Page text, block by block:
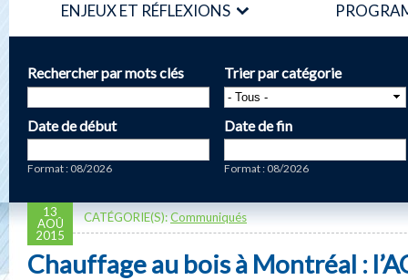
ENJEUX ET RÉFLEXIONS
Rechercher par mots clés Trier par catégorie
Date de début
Format : 08/2026
Date de fin
Format : 08/2026
13
AOÛ
2015
CATÉGORIE(S):Communiqués
Chauffage au bois à Montréal :